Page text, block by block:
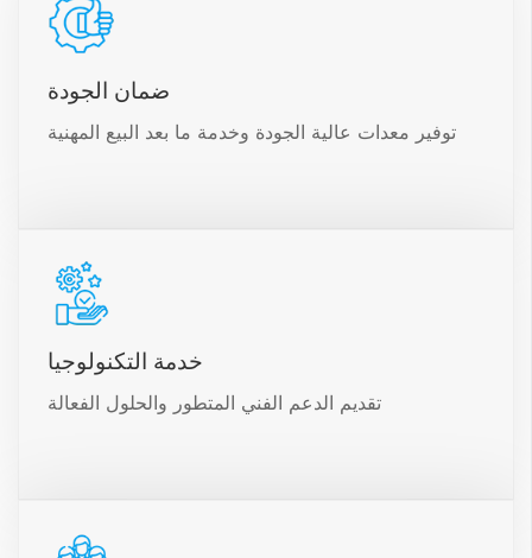
ضمان الجودة
توفير معدات عالية الجودة وخدمة ما بعد البيع المهنية
خدمة التكنولوجيا
تقديم الدعم الفني المتطور والحلول الفعالة